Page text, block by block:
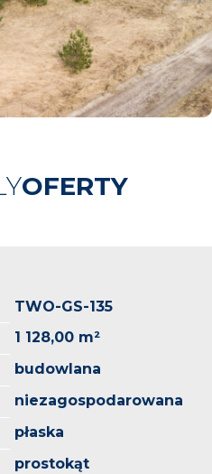
OFERTY
TWO-GS-135
1 128,00 m²
budowlana
niezagospodarowana
płaska
prostokąt